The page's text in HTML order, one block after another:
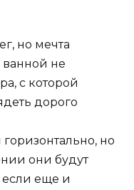
но
они будут
если еще и